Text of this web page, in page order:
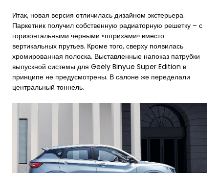
Итак, новая версия отличилась дизайном экстерьера.
Паркетник получил собственную радиаторную решетку – с
горизонтальными черными «штрихами» вместо
вертикальных прутьев. Кроме того, сверху появилась
хромированная полоска. Выставленные напоказ патрубки
выпускной системы для Geely Binyue Super Edition в
принципе не предусмотрены. В салоне же переделали
центральный тоннель.